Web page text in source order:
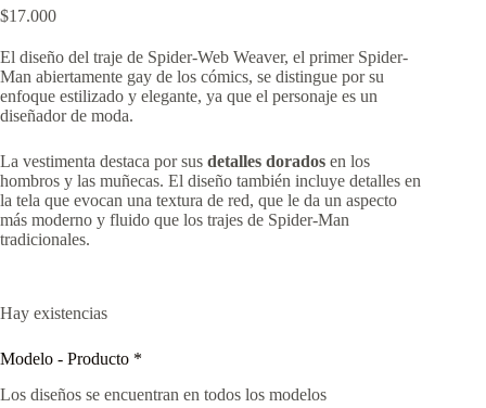
$17.000
El diseño del traje de Spider-Web Weaver, el primer Spider-
Man abiertamente gay de los cómics, se distingue por su
enfoque estilizado y elegante, ya que el personaje es un
diseñador de moda.
La vestimenta destaca por sus detalles dorados en los
hombros y las muñecas. El diseño también incluye detalles en
la tela que evocan una textura de red, que le da un aspecto
más moderno y fluido que los trajes de Spider-Man
tradicionales.
Hay existencias
Modelo - Producto *
Los diseños se encuentran en todos los modelos